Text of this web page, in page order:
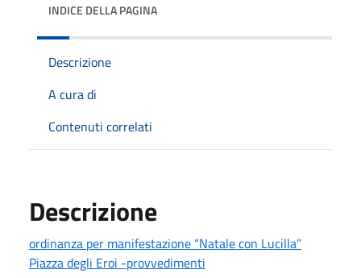
INDICE DELLA PAGINA
Descrizione
A cura di
Contenuti correlati
Descrizione
ordinanza per manifestazione “Natale con Lucilla”
Piazza degli Eroi -provvedimenti